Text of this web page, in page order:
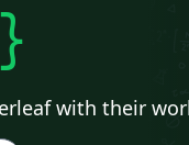
with their